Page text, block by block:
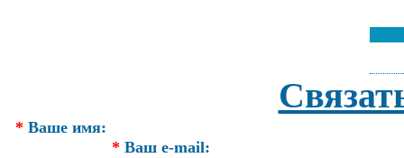
* Ваше имя:
* Ваш e-mail: